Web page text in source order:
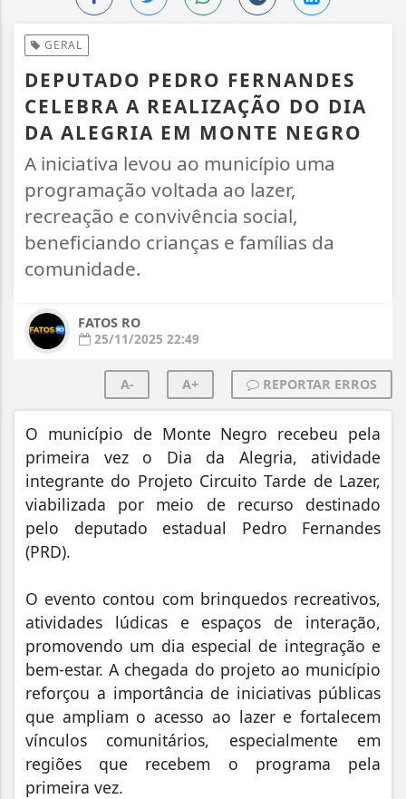
GERAL
DEPUTADO PEDRO FERNANDES
CELEBRA A REALIZAÇÃO DO DIA
DA ALEGRIA EM MONTE NEGRO
A iniciativa levou ao município uma
programação voltada ao lazer,
recreação e convivência social,
beneficiando crianças e famílias da
comunidade.
FATOS RO
25/11/2025 22:49
A- A+ REPORTAR ERROS
O município de Monte Negro recebeu pela
primeira vez o Dia da Alegria, atividade
integrante do Projeto Circuito Tarde de Lazer,
viabilizada por meio de recurso destinado
pelo deputado estadual Pedro Fernandes
(PRD).
O evento contou com brinquedos recreativos,
atividades lúdicas e espaços de interação,
promovendo um dia especial de integração e
bem-estar. A chegada do projeto ao município
reforçou a importância de iniciativas públicas
que ampliam o acesso ao lazer e fortalecem
vínculos comunitários, especialmente em
regiões que recebem o programa pela
primeira vez.